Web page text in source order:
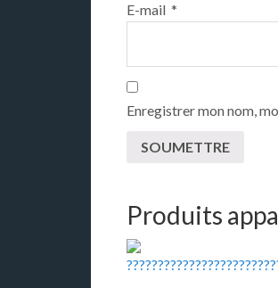
E-mail *
Enregistrer mon nom,
Produits